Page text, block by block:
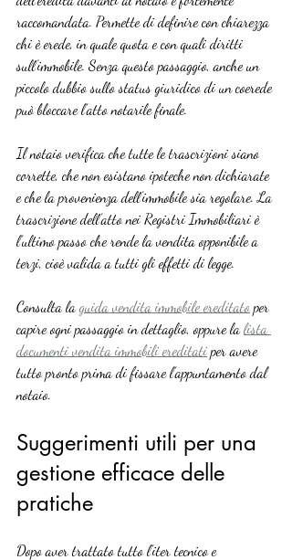
raccomandata. Permette di definire con chiarezza
chi è erede, in quale quota e con quali diritti
sull’immobile. Senza questo passaggio, anche un
piccolo dubbio sullo status giuridico di un coerede
può bloccare l’atto notarile finale.
Il notaio verifica che tutte le trascrizioni siano
corrette, che non esistano ipoteche non dichiarate
e che la provenienza dell’immobile sia regolare. La
trascrizione dell’atto nei Registri Immobiliari è
l’ultimo passo che rende la vendita opponibile a
terzi, cioè valida a tutti gli effetti di legge.
Consulta la guida vendita immobile ereditato per
capire ogni passaggio in dettaglio, oppure la lista
documenti vendita immobili ereditati per avere
tutto pronto prima di fissare l’appuntamento dal
notaio.
Suggerimenti utili per una
gestione efficace delle
pratiche
Dopo aver trattato tutto l’iter tecnico e